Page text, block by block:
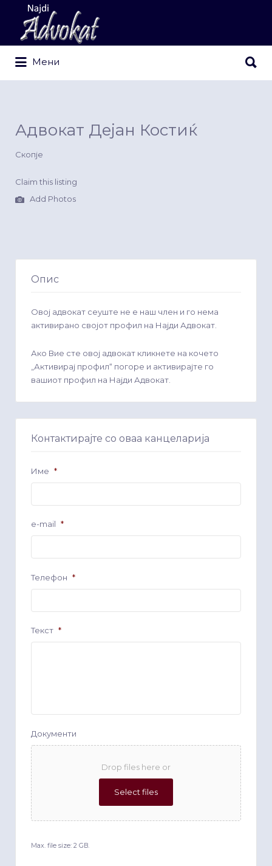
Search
for:
Мени
for:
Адвокат Дејан Костиќ
Скопје
Claim this listing
Add Photos
Опис
Овој адвокат сеуште не е наш член и го нема
активирано својот профил на Најди Адвокат.
Ако Вие сте овој адвокат кликнете на кочето
„Активирај профил“ погоре и активирајте го
вашиот профил на Најди Адвокат.
Контактирајте со оваа канцеларија
Име *
e-mail *
Телефон *
Текст *
Документи
Drop files here or
Select files
Max. file size: 2 GB.